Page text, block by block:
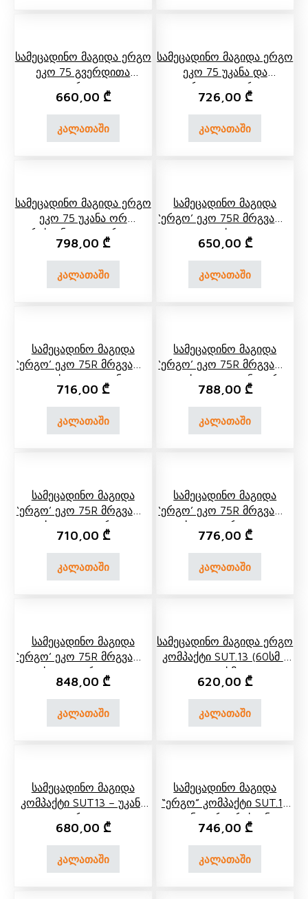
Სამეცადინო Მაგიდა Ერგო
Ეკო 75 Გვერდითა
Თაროთი
660,00 ₾
კალათაში
Სამეცადინო Მაგიდა Ერგო
Ეკო 75 Უკანა Და
Გვერდითა Თაროთი
726,00 ₾
კალათაში
Სამეცადინო Მაგიდა Ერგო
Ეკო 75 Უკანა Ორ
Იარუსიანი Და Გვერდითა
Თაროთი
798,00 ₾
კალათაში
Სამეცადინო Მაგიდა
‘ერგო’ Ეკო 75R Მრგვალი
Კუთხით
650,00 ₾
კალათაში
Სამეცადინო Მაგიდა
‘ერგო’ Ეკო 75R Მრგვალი
Კუთხით Და Უკანა
Თაროთი
716,00 ₾
კალათაში
Სამეცადინო Მაგიდა
‘ერგო’ Ეკო 75R Მრგვალი
Კუთხით Და Უკანა Ორ
Იარუსიანი Თაროთი
788,00 ₾
კალათაში
Სამეცადინო Მაგიდა
‘ერგო’ Ეკო 75R Მრგვალი
Კუთხით Და Გვერდითა
Თაროთი
710,00 ₾
კალათაში
Სამეცადინო Მაგიდა
‘ერგო’ Ეკო 75R Მრგვალი
Კუთხით, Გვერდითა Და
Უკანა Თაროთი
776,00 ₾
კალათაში
Სამეცადინო Მაგიდა
‘ერგო’ Ეკო 75R Მრგვალი
Კუთხით, Გვერდითა Და
Უკანა Ორ Იარუსიანი
Თაროთი
848,00 ₾
კალათაში
Სამეცადინო Მაგიდა Ერგო
Კომპაქტი SUT.13 (60სმ *
56 Სმ)
620,00 ₾
კალათაში
Სამეცადინო Მაგიდა
Კომპაქტი SUT13 – Უკანა
Თაროთი
680,00 ₾
კალათაში
Სამეცადინო Მაგიდა
“ერგო” Კომპაქტი SUT.13
Უკანა Ორიარუსიანი
Თაროთი
746,00 ₾
კალათაში